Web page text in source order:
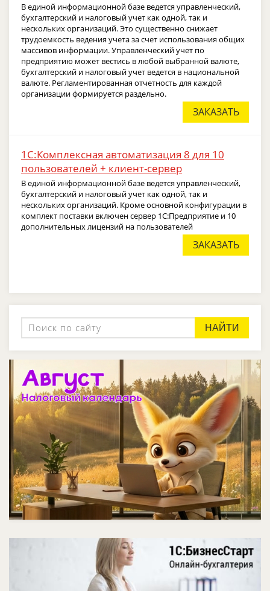
В единой информационной базе ведется управленческий,
бухгалтерский и налоговый учет как одной, так и
нескольких организаций. Это существенно снижает
трудоемкость ведения учета за счет использования общих
массивов информации. Управленческий учет по
предприятию может вестись в любой выбранной валюте,
бухгалтерский и налоговый учет ведется в национальной
валюте. Регламентированная отчетность для каждой
организации формируется раздельно.
ЗАКАЗАТЬ
1С:Комплексная автоматизация 8 для 10
пользователей + клиент-сервер
В единой информационной базе ведется управленческий,
бухгалтерский и налоговый учет как одной, так и
нескольких организаций. Кроме основной конфигурации в
комплект поставки включен сервер 1С:Предприятие и 10
дополнительных лицензий на пользователей
ЗАКАЗАТЬ
НАЙТИ